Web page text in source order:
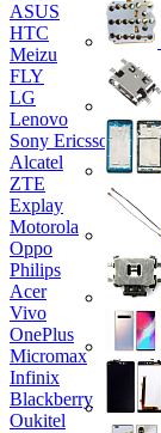
ASUS
HTC
Meizu
FLY
LG
Lenovo
Sony Ericsson
Alcatel
ZTE
Explay
Motorola
Oppo
Philips
Acer
Vivo
OnePlus
Micromax
Infinix
Blackberry
Oukitel